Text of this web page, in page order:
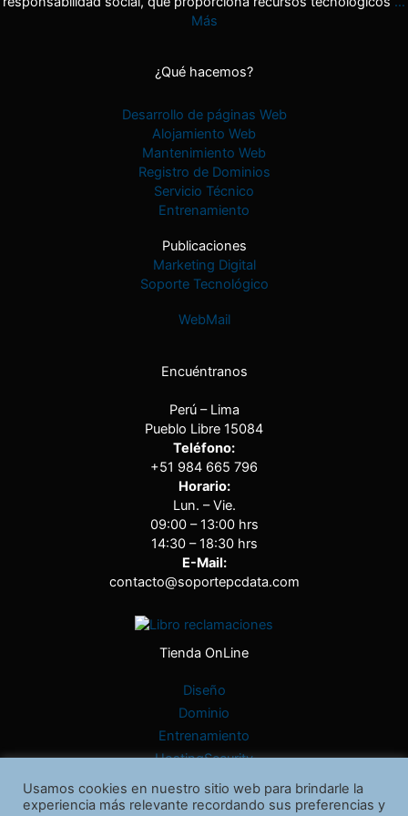
Más
¿Qué hacemos?
Desarrollo de páginas Web
Alojamiento Web
Mantenimiento Web
Registro de Dominios
Servicio Técnico
Entrenamiento
Publicaciones
Marketing Digital
Soporte Tecnológico
WebMail
Encuéntranos
Perú – Lima
Pueblo Libre 15084
Teléfono:
+51 984 665 796
Horario:
Lun. – Vie.
09:00 – 13:00 hrs
14:30 – 18:30 hrs
E-Mail:
contacto@soportepcdata.com
Tienda OnLine
Diseño
Dominio
Entrenamiento
HostingSecurity
Producto
Promoción
Usamos cookies en nuestro sitio web para brindarle la
experiencia más relevante recordando sus preferencias y